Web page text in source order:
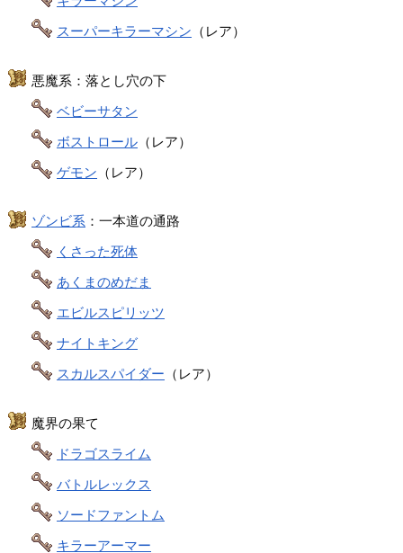
スーパーキラーマシン （レア）
悪魔系：落とし穴の下
ベビーサタン
ボストロール （レア）
ゲモン （レア）
ゾンビ系 ：一本道の通路
くさった死体
あくまのめだま
エビルスピリッツ
ナイトキング
スカルスパイダー （レア）
魔界の果て
ドラゴスライム
バトルレックス
ソードファントム
キラーアーマー